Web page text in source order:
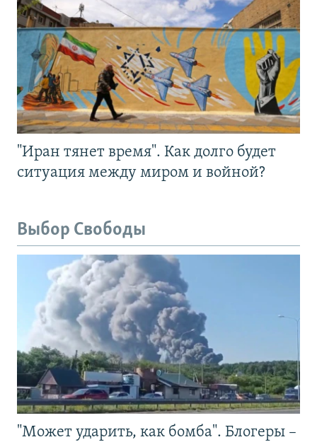
"Иран тянет время". Как долго будет
ситуация между миром и войной?
Выбор Свободы
"Может ударить, как бомба". Блогеры –